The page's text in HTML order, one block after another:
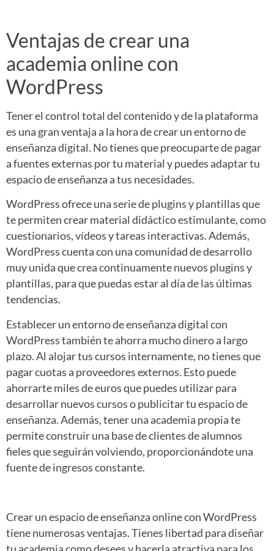
Ventajas de crear una
academia online con
WordPress
Tener el control total del contenido y de la plataforma
es una gran ventaja a la hora de crear un entorno de
enseñanza digital. No tienes que preocuparte de pagar
a fuentes externas por tu material y puedes adaptar tu
espacio de enseñanza a tus necesidades.
WordPress ofrece una serie de plugins y plantillas que
te permiten crear material didáctico estimulante, como
cuestionarios, vídeos y tareas interactivas. Además,
WordPress cuenta con una comunidad de desarrollo
muy unida que crea continuamente nuevos plugins y
plantillas, para que puedas estar al día de las últimas
tendencias.
Establecer un entorno de enseñanza digital con
WordPress también te ahorra mucho dinero a largo
plazo. Al alojar tus cursos internamente, no tienes que
pagar cuotas a proveedores externos. Esto puede
ahorrarte miles de euros que puedes utilizar para
desarrollar nuevos cursos o publicitar tu espacio de
enseñanza. Además, tener una academia propia te
permite construir una base de clientes de alumnos
fieles que seguirán volviendo, proporcionándote una
fuente de ingresos constante.
Crear un espacio de enseñanza online con WordPress
tiene numerosas ventajas. Tienes libertad para diseñar